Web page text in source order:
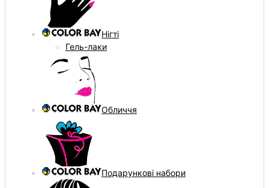
Нігті
Гель-лаки
Обличчя
Подарункові набори